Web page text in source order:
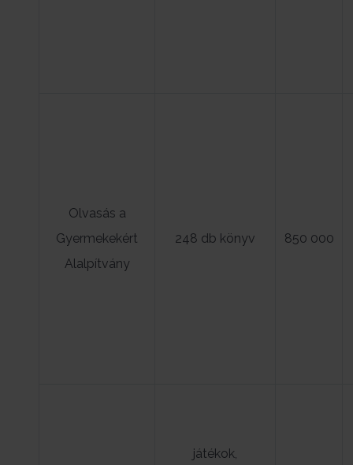
Olvasás a
Gyermekekért
Alalpítvány
248 db könyv 850 000
játékok,